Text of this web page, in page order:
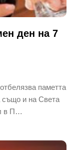
ден на 7
паметта
също и на Света
в П…